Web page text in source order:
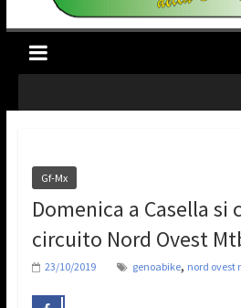
Gf-Mx
Domenica a Casella si
circuito Nord Ovest
23/10/2019 genoabike, nord ovest